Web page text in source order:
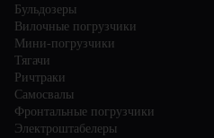
Бульдозеры
Вилочные погрузчики
Мини-погрузчики
Тягачи
Ричтраки
Самосвалы
Фронтальные погрузчики
Электроштабелеры